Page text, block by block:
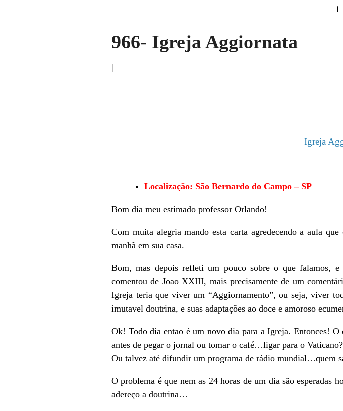
1
966- Igreja Aggiornata
|
Igreja
Localização: São Bernardo do Campo – SP
Bom dia meu estimado professor Orlando!
Com muita alegria mando esta carta agredecendo a aula
manhã em sua casa.
Bom, mas depois refleti um pouco sobre o que falamos,
comentou de Joao XXIII, mais precisamente de um
Igreja teria que viver um “Aggiornamento”, ou seja, viver
imutavel doutrina, e suas adaptações ao doce e amoroso
Ok! Todo dia entao é um novo dia para a Igreja. Entonces! O
antes de pegar o jornal ou tomar o café…ligar para o
Ou talvez até difundir um programa de rádio mundial…quem
O problema é que nem as 24 horas de um dia são esperadas
adereço a doutrina…